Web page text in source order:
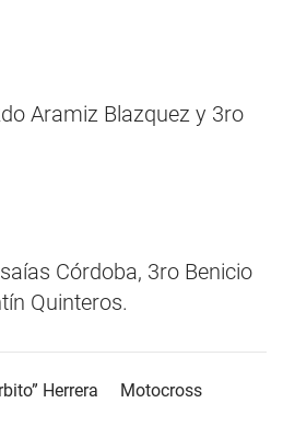
Aramiz Blazquez y 3ro
Córdoba, 3ro Benicio
Quinteros.
Herrera Motocross